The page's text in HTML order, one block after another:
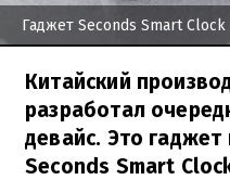
Гаджет Seconds Smart Clock
Китайский
разработал
девайс. Это
Seconds Smart